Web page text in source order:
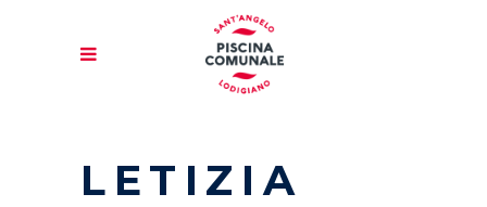
LETIZIA